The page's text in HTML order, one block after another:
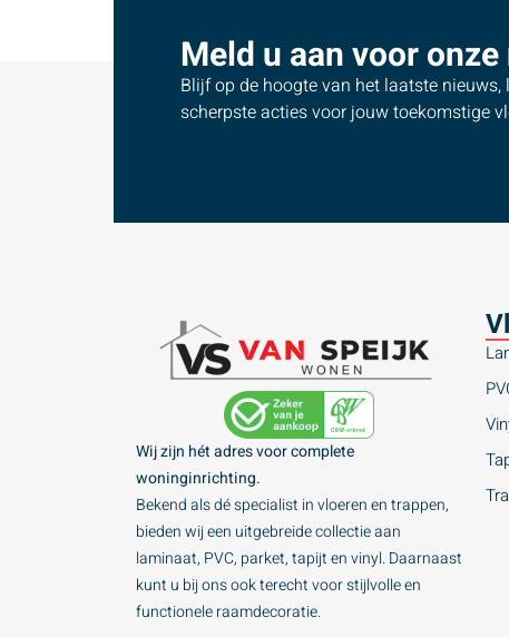
Meld u aan voor
Blijf op de hoogte van het laatste
scherpste acties voor jouw toekomstige
Wij zijn hét adres voor complete
woninginrichting.
Bekend als dé specialist in vloeren en trappen,
bieden wij een uitgebreide collectie aan
laminaat, PVC, parket, tapijt en vinyl. Daarnaast
kunt u bij ons ook terecht voor stijlvolle en
functionele raamdecoratie.